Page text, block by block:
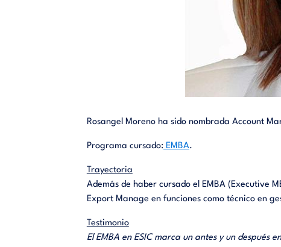
Rosangel Moreno ha sido nombrada Account
Programa cursado: EMBA.
Trayectoria
Además de haber cursado el EMBA (Executive
Export Manage en funciones como técnico en
Testimonio
El EMBA en ESIC marca un antes y un